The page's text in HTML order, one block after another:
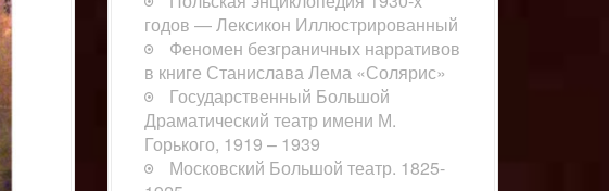
годов — Лексикон Иллюстрированный
Феномен безграничных нарративов
в книге Станислава Лема «Солярис»
Государственный Большой
Драматический театр имени М.
Горького, 1919 – 1939
Московский Большой театр. 1825-